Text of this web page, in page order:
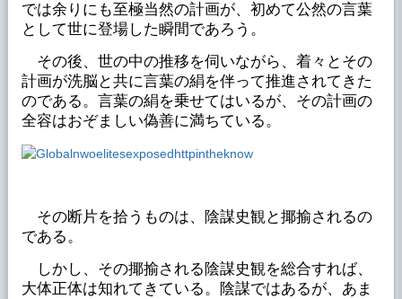
では余りにも至極当然の計画が、初めて公然の言葉
として世に登場した瞬間であろう。
その後、世の中の推移を伺いながら、着々とその
計画が洗脳と共に言葉の絹を伴って推進されてきた
のである。言葉の絹を乗せてはいるが、その計画の
全容はおぞましい偽善に満ちている。
その断片を拾うものは、陰謀史観と揶揄されるの
である。
しかし、その揶揄される陰謀史観を総合すれば、
大体正体は知れてきている。陰謀ではあるが、あま